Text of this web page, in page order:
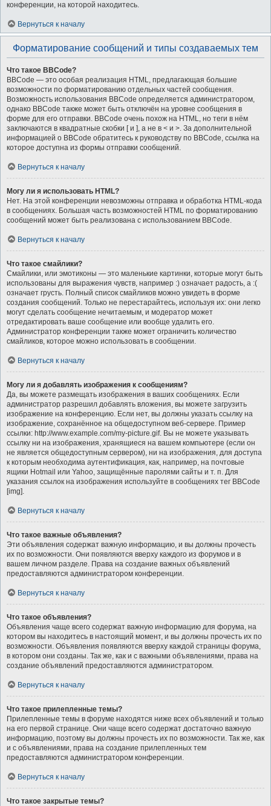
конференции, на которой находитесь.
Вернуться к началу
Форматирование сообщений и типы создаваемых тем
Что такое BBCode?
BBCode — это особая реализация HTML, предлагающая большие
возможности по форматированию отдельных частей сообщения.
Возможность использования BBCode определяется администратором,
однако BBCode также может быть отключён на уровне сообщения в
форме для его отправки. BBCode очень похож на HTML, но теги в нём
заключаются в квадратные скобки [ и ], а не в < и >. За дополнительной
информацией о BBCode обратитесь к руководству по BBCode, ссылка на
которое доступна из формы отправки сообщений.
Вернуться к началу
Могу ли я использовать HTML?
Нет. На этой конференции невозможны отправка и обработка HTML-кода
в сообщениях. Большая часть возможностей HTML по форматированию
сообщений может быть реализована с использованием BBCode.
Вернуться к началу
Что такое смайлики?
Смайлики, или эмотиконы — это маленькие картинки, которые могут быть
использованы для выражения чувств, например :) означает радость, а :(
означает грусть. Полный список смайликов можно увидеть в форме
создания сообщений. Только не перестарайтесь, используя их: они легко
могут сделать сообщение нечитаемым, и модератор может
отредактировать ваше сообщение или вообще удалить его.
Администратор конференции также может ограничить количество
смайликов, которое можно использовать в сообщении.
Вернуться к началу
Могу ли я добавлять изображения к сообщениям?
Да, вы можете размещать изображения в ваших сообщениях. Если
администратор разрешил добавлять вложения, вы можете загрузить
изображение на конференцию. Если нет, вы должны указать ссылку на
изображение, сохранённое на общедоступном веб-сервере. Пример
ссылки: http://www.example.com/my-picture.gif. Вы не можете указывать
ссылку ни на изображения, хранящиеся на вашем компьютере (если он
не является общедоступным сервером), ни на изображения, для доступа
к которым необходима аутентификация, как, например, на почтовые
ящики Hotmail или Yahoo, защищённые паролями сайты и т. п. Для
указания ссылок на изображения используйте в сообщениях тег BBCode
[img].
Вернуться к началу
Что такое важные объявления?
Эти объявления содержат важную информацию, и вы должны прочесть
их по возможности. Они появляются вверху каждого из форумов и в
вашем личном разделе. Права на создание важных объявлений
предоставляются администратором конференции.
Вернуться к началу
Что такое объявления?
Объявления чаще всего содержат важную информацию для форума, на
котором вы находитесь в настоящий момент, и вы должны прочесть их по
возможности. Объявления появляются вверху каждой страницы форума,
в котором они созданы. Так же, как и с важными объявлениями, права на
создание объявлений предоставляются администратором.
Вернуться к началу
Что такое прилепленные темы?
Прилепленные темы в форуме находятся ниже всех объявлений и только
на его первой странице. Они чаще всего содержат достаточно важную
информацию, поэтому вы должны прочесть их по возможности. Так же, как
и с объявлениями, права на создание прилепленных тем
предоставляются администратором конференции.
Вернуться к началу
Что такое закрытые темы?